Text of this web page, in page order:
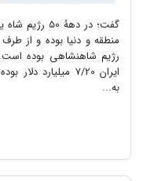
گفت؛ در دهۀ 50
منطقه و دنیا بوده و از طرف
به...